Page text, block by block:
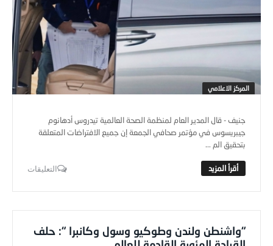
المركز الاعلامي
جنيف - قال المدير العام لمنظمة الصحة العالمية تيدروس أدهانوم
جيبريسوس في مؤتمر صحافي الجمعة إن جميع الافتراضات المتعلقة
بتحقيق الم ...
التعليقات
“واشنطن ولندن وطوكيو وسول وكانبرا “: حلف